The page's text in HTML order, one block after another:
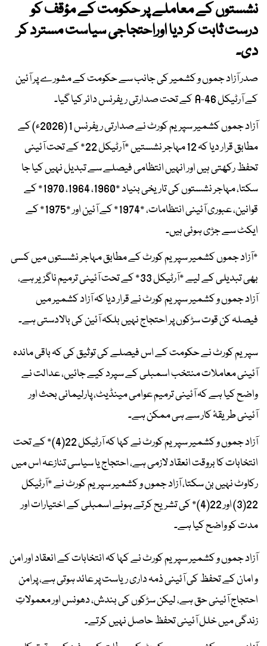
نشستوں کے معاملے پر حکومت کے مؤقف کو
درست ثابت کر دیا اوراحتجاجی سیاست مسترد کر
دی۔
صدر آزاد جموں و کشمیر کی جانب سے حکومت کے مشورے پر آئین
کے آرٹیکل 46-A کے تحت صدارتی ریفرنس دائر کیا گیا۔
آزاد جموں کشمیر سپریم کورٹ نے صدارتی ریفرنس 1 (2026ء) کے
مطابق قرار دیا کہ 12 مہاجر نشستیں *آرٹیکل 22* کے تحت آئینی
تحفظ رکھتی ہیں اور انہیں انتظامی فیصلے سے تبدیل نہیں کیا جا
سکتا، مہاجر نشستوں کی تاریخی بنیاد *1960، 1964، 1970* کے
قوانین، عبوری آئینی انتظامات، *1974* کے آئین اور *1975* کے
ایکٹ سے جڑی ہوئی ہیں۔
*آزاد جموں کشمیر سپریم کورٹ کے مطابق مہاجر نشستوں میں کسی
بھی تبدیلی کے لیے *آرٹیکل 33* کے تحت آئینی ترمیم ناگزیر ہے،
آزاد جموں و کشمیر سپریم کورٹ نے قرار دیا کہ آزاد کشمیر میں
فیصلہ کن قوت سڑکوں پر احتجاج نہیں بلکہ آئین کی بالادستی ہے۔
سپریم کورٹ نے حکومت کے اس فیصلے کی توثیق کی کہ باقی ماندہ
آئینی معاملات منتخب اسمبلی کے سپرد کیے جائیں، عدالت نے
واضح کیا ہے کہ آئینی ترمیم عوامی مینڈیٹ، پارلیمانی بحث اور
آئینی طریقۂ کار سے ہی ممکن ہے۔
آزاد جموں و کشمیر سپریم کورٹ نے کہا کہ آرٹیکل 22(4)* کے تحت
انتخابات کا بروقت انعقاد لازمی ہے، احتجاج یا سیاسی تنازعہ اس میں
رکاوٹ نہیں بن سکتا، آزاد جموں و کشمیر سپریم کورٹ نے *آرٹیکل
22(3) اور 22(4)* کی تشریح کرتے ہوئے اسمبلی کے اختیارات اور
مدت کو واضح کیا ہے۔
آزاد جموں و کشمیر سپریم کورٹ نے کہا کہ انتخابات کے انعقاد اور امن
و امان کے تحفظ کی آئینی ذمہ داری ریاست پر عائد ہوتی ہے، پرامن
احتجاج آئینی حق ہے، لیکن سڑکوں کی بندش، دھونس اور معمولاتِ
زندگی میں خلل آئینی تحفظ حاصل نہیں کرتے۔